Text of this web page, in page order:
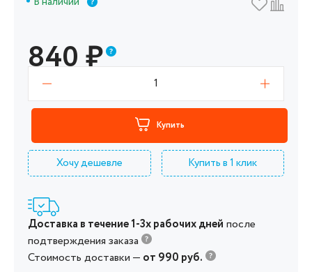
840₽
1
Купить
Хочу дешевле Купить в 1 клик
Доставка в течение 1-3х рабочих дней после
подтверждения заказа
Стоимость доставки — от 990 руб.